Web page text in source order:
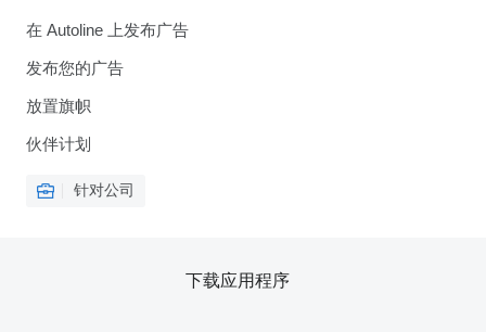
在 Autoline 上发布广告
发布您的广告
放置旗帜
伙伴计划
针对公司
下载应用程序